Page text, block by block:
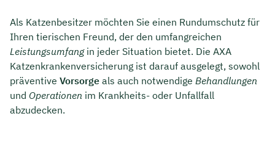
Als Katzenbesitzer möchten Sie einen Rundumschutz für
Ihren tierischen Freund, der den umfangreichen
Leistungsumfangin jeder Situation bietet. Die AXA
Katzenkrankenversicherung ist darauf ausgelegt, sowohl
präventive Vorsorge als auch notwendige Behandlungen
und Operationen im Krankheits- oder Unfallfall
abzudecken.